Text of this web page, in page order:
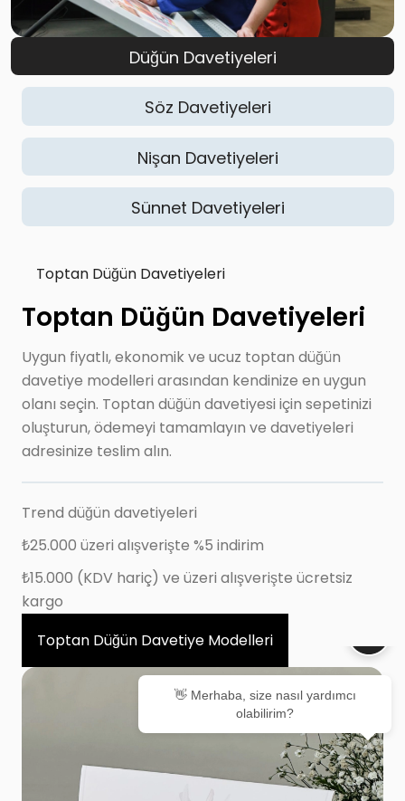
Düğün Davetiyeleri
Söz Davetiyeleri
Nişan Davetiyeleri
Sünnet Davetiyeleri
Toptan Düğün Davetiyeleri
Toptan Düğün Davetiyeleri
Uygun fiyatlı, ekonomik ve ucuz toptan düğün
davetiye modelleri arasından kendinize en uygun
olanı seçin. Toptan düğün davetiyesi için sepetinizi
oluşturun, ödemeyi tamamlayın ve davetiyeleri
adresinize teslim alın.
Trend düğün davetiyeleri
₺25.000 üzeri alışverişte %5 indirim
₺15.000 (KDV hariç) ve üzeri alışverişte ücretsiz
kargo
Toptan Düğün Davetiye Modelleri